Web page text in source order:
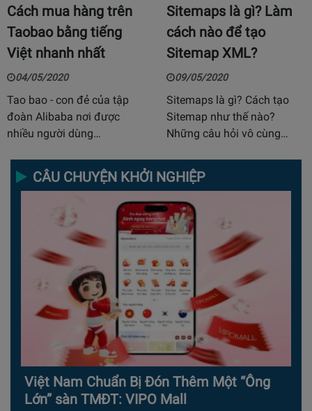
Cách mua hàng trên
Taobao bằng tiếng
Việt nhanh nhất
04/05/2020
Tao bao - con đẻ của tập
đoàn Alibaba nơi được
nhiều người dùng…
Sitemaps là gì? Làm
cách nào để tạo
Sitemap XML?
09/05/2020
Sitemaps là gì? Cách tạo
Sitemap như thế nào?
Những câu hỏi vô cùng…
CÂU CHUYỆN KHỞI NGHIỆP
Việt Nam Chuẩn Bị Đón Thêm Một “Ông
Lớn” sàn TMĐT: VIPO Mall